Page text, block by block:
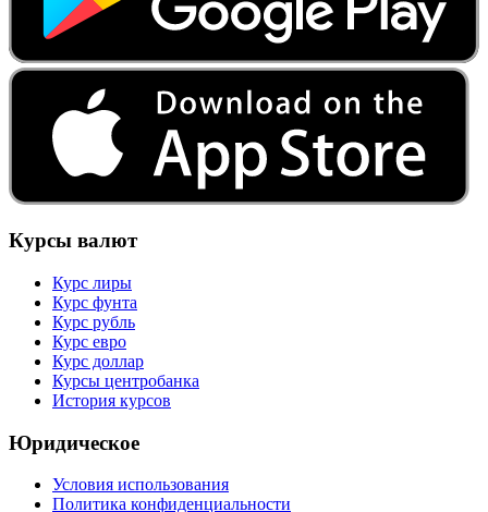
Курсы валют
Курс лиры
Курс фунта
Курс рубль
Курс евро
Курс доллар
Курсы центробанка
История курсов
Юридическое
Условия использования
Политика конфиденциальности